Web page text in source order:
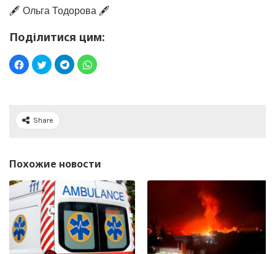
🖋️ Ольга Тодорова 🖋️
Поділитися цим:
Share
Похожие новости